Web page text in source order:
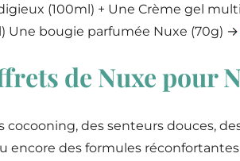
(100ml) + Une Crème gel
Une bougie parfumée Nuxe (70g) →
de Nuxe pour
cocooning, des senteurs douces,
encore des formules